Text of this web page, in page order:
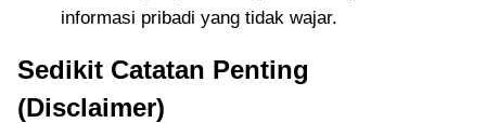
informasi pribadi yang tidak wajar.
Sedikit Catatan Penting
(Disclaimer)